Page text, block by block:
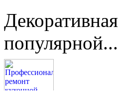
популярной...